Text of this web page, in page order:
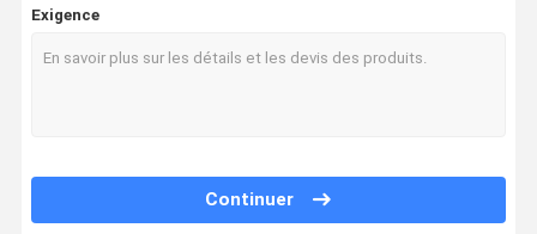
Pièces de forge en acier
pièces de forge en aluminium
Parties d'usinage
Exigence
Continuer